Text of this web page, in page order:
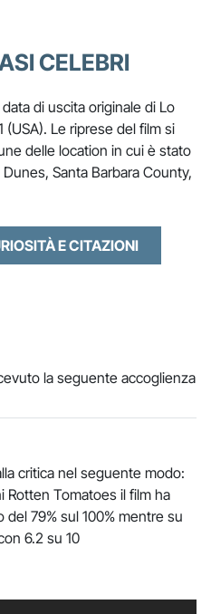
CELEBRI
di uscita originale di Lo
Le riprese del film si
delle location in cui è stato
Santa Barbara County,
E CITAZIONI
la seguente accoglienza
critica nel seguente modo:
Tomatoes il film ha
79% sul 100% mentre su
6.2 su 10